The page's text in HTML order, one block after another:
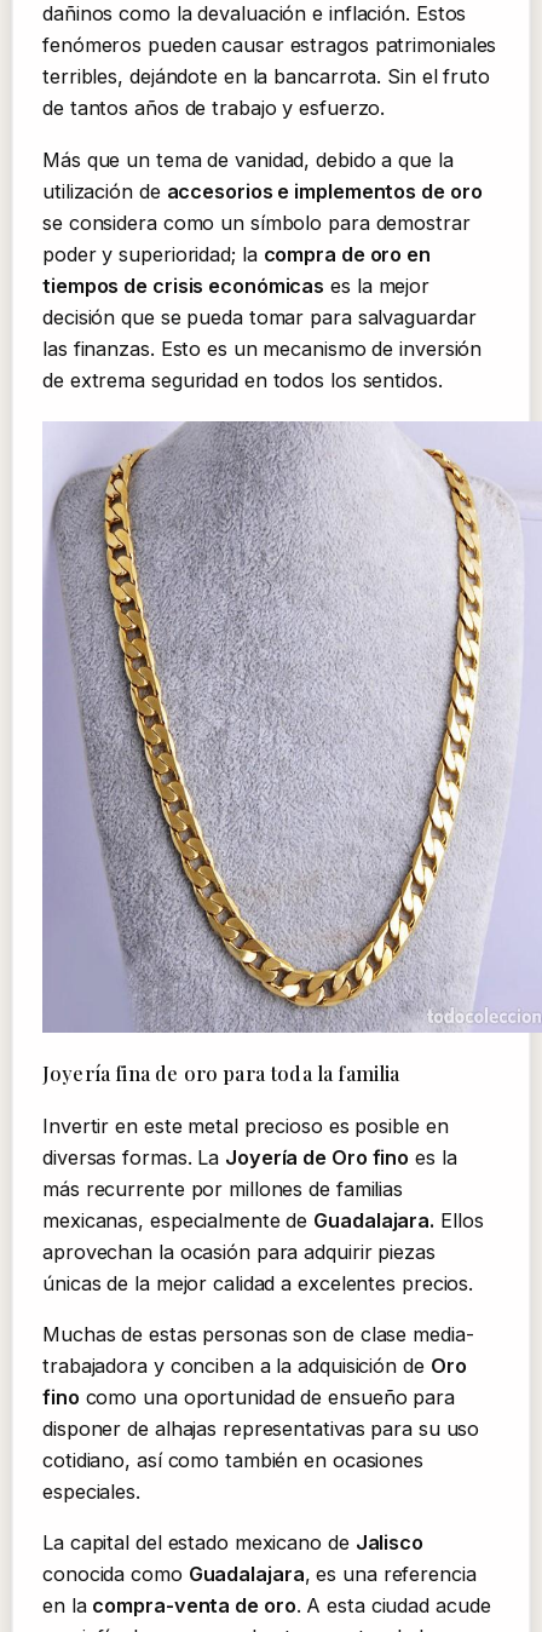
dañinos como la devaluación e inflación. Estos
fenómeros pueden causar estragos patrimoniales
terribles, dejándote en la bancarrota. Sin el fruto
de tantos años de trabajo y esfuerzo.
Más que un tema de vanidad, debido a que la
utilización de accesorios e implementos de oro
se considera como un símbolo para demostrar
poder y superioridad; la compra de oro en
tiempos de crisis económicas es la mejor
decisión que se pueda tomar para salvaguardar
las finanzas. Esto es un mecanismo de inversión
de extrema seguridad en todos los sentidos.
Joyería fina de oro para toda la familia
Invertir en este metal precioso es posible en
diversas formas. La Joyería de Oro fino es la
más recurrente por millones de familias
mexicanas, especialmente de Guadalajara. Ellos
aprovechan la ocasión para adquirir piezas
únicas de la mejor calidad a excelentes precios.
Muchas de estas personas son de clase media-
trabajadora y conciben a la adquisición de Oro
fino como una oportunidad de ensueño para
disponer de alhajas representativas para su uso
cotidiano, así como también en ocasiones
especiales.
La capital del estado mexicano de Jalisco
conocida como Guadalajara, es una referencia
en la compra-venta de oro. A esta ciudad acude